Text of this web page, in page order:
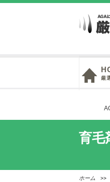
厳
育毛
ホーム